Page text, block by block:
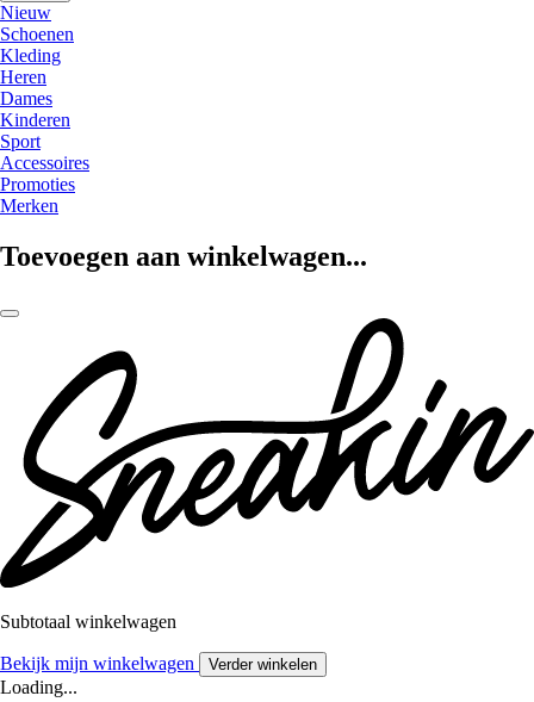
Nieuw
Schoenen
Kleding
Heren
Dames
Kinderen
Sport
Accessoires
Promoties
Merken
Toevoegen aan winkelwagen...
Subtotaal winkelwagen
Bekijk mijn winkelwagen Verder winkelen
Loading...